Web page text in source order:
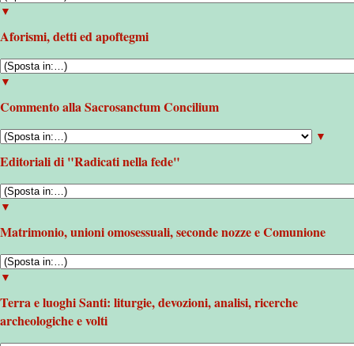
▼
Aforismi, detti ed apoftegmi
▼
Commento alla Sacrosanctum Concilium
▼
Editoriali di "Radicati nella fede"
▼
Matrimonio, unioni omosessuali, seconde nozze e Comunione
▼
Terra e luoghi Santi: liturgie, devozioni, analisi, ricerche
archeologiche e volti